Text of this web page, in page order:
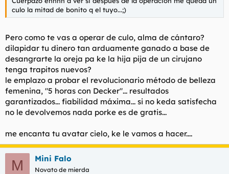
culo la mitad de bonito q el tuyo...;)
Pero como te vas a operar de culo, alma de cántaro?
dilapidar tu dinero tan arduamente ganado a base de
desangrarte la oreja pa ke la hija pija de un cirujano
tenga trapitos nuevos?
le emplazo a probar el revolucionario método de belleza
femenina, "5 horas con Decker"... resultados
garantizados... fiabilidad máxima... si no keda satisfecha
no le devolvemos nada porke es de gratis...
me encanta tu avatar cielo, ke le vamos a hacer....
M Mini Falo
Novato de mierda